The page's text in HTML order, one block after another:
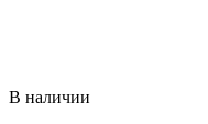
В наличии